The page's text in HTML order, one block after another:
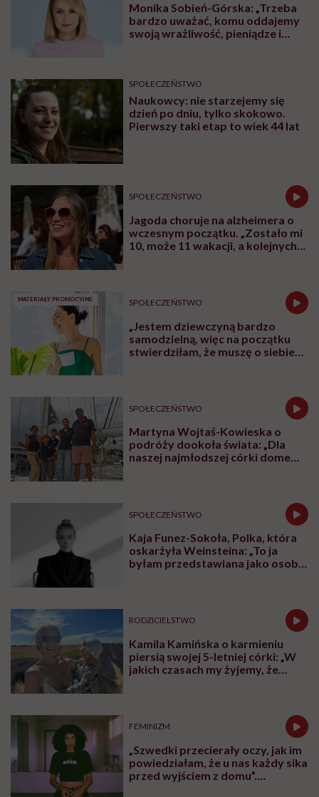
Monika Sobień-Górska: „Trzeba
bardzo uważać, komu oddajemy
swoją wrażliwość, pieniądze i
SPOŁECZEŃSTWO
Naukowcy: nie starzejemy się
dzień po dniu, tylko skokowo.
Pierwszy taki etap to wiek 44 lat
SPOŁECZEŃSTWO
Jagoda choruje na alzheimera o
wczesnym początku. „Zostało mi
10, może 11 wakacji, a kolejnych
MATERIAŁY PROMOCYJNE SPOŁECZEŃSTWO
„Jestem dziewczyną bardzo
samodzielną, więc na początku
stwierdziłam, że muszę o siebie
SPOŁECZEŃSTWO
Martyna Wojtaś-Kowieska o
podróży dookoła świata: „Dla
naszej najmłodszej córki domem
SPOŁECZEŃSTWO
Kaja Funez-Sokoła, Polka, która
oskarżyła Weinsteina: „To ja
byłam przedstawiana jako osoba,
RODZICIELSTWO
Kamila Kamińska o karmieniu
piersią swojej 5-letniej córki: „W
jakich czasach my żyjemy, że
FEMINIZM
„Szwedki przecierały oczy, jak im
powiedziałam, że u nas każdy sika
przed wyjściem z domu”.